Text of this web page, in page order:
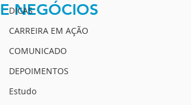
DICAS
CARREIRA EM AÇÃO
COMUNICADO
DEPOIMENTOS
Estudo
E NEGÓCIOS